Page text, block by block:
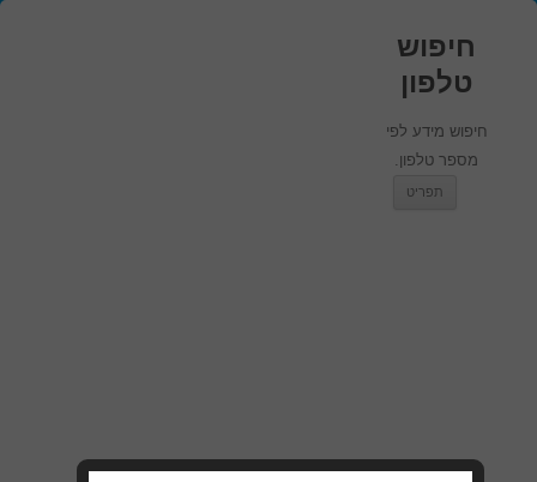
חיפוש
טלפון
חיפוש מידע לפי
מספר טלפון.
תפריט